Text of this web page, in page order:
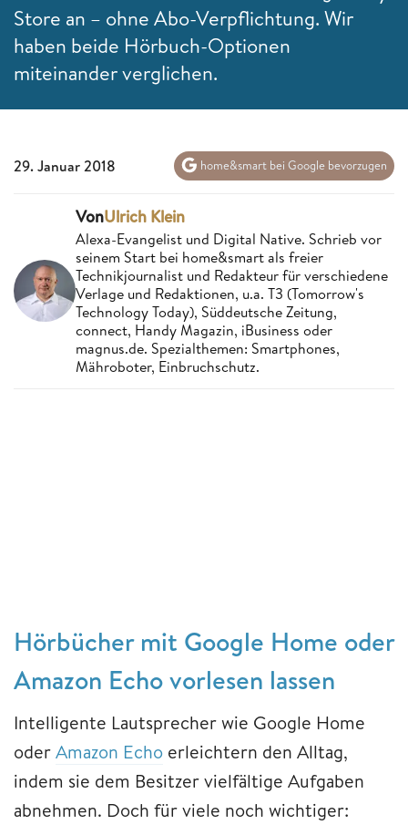
Store an – ohne Abo-Verpflichtung. Wir
haben beide Hörbuch-Optionen
miteinander verglichen.
29. Januar 2018 home&smart bei Google bevorzugen
VonUlrich Klein
Alexa-Evangelist und Digital Native. Schrieb vor
seinem Start bei home&smart als freier
Technikjournalist und Redakteur für verschiedene
Verlage und Redaktionen, u.a. T3 (Tomorrow's
Technology Today), Süddeutsche Zeitung,
connect, Handy Magazin, iBusiness oder
magnus.de. Spezialthemen: Smartphones,
Mähroboter, Einbruchschutz.
Hörbücher mit Google Home oder
Amazon Echo vorlesen lassen
Intelligente Lautsprecher wie Google Home
oderAmazon Echo erleichtern den Alltag,
indem sie dem Besitzer vielfältige Aufgaben
abnehmen. Doch für viele noch wichtiger: